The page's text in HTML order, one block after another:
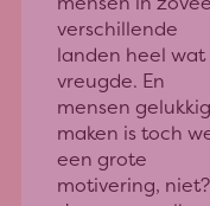
verschillende
landen heel wat
vreugde. En
mensen gelukkig
maken is toch
een grote
motivering, niet?